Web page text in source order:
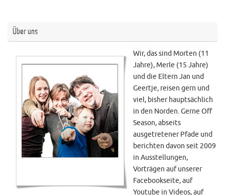
Über uns
Wir, das sind Morten (11
Jahre), Merle (15 Jahre)
und die Eltern Jan und
Geertje, reisen gern und
viel, bisher hauptsächlich
in den Norden. Gerne Off
Season, abseits
ausgetretener Pfade und
berichten davon seit 2009
in Ausstellungen,
Vorträgen auf unserer
Facebookseite, auf
Youtube in Videos, auf